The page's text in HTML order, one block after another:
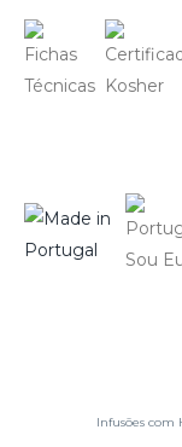
Infusões com